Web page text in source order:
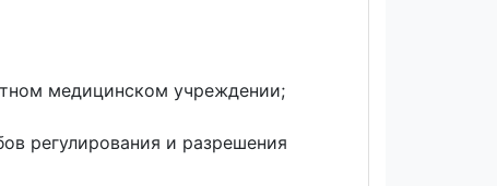
медицинском учреждении;
регулирования и разрешения